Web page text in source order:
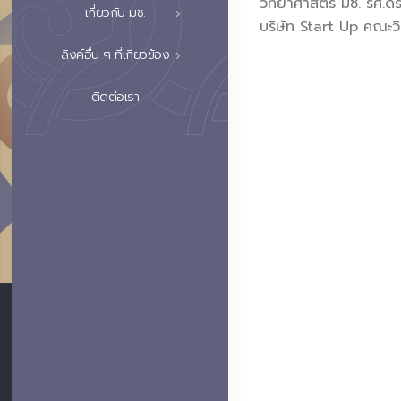
เกี่ยวกับ มช.
ลิงค์อื่น ๆ ที่เกี่ยวข้อง
ติดต่อเรา
บริษัท Start Up คณะ